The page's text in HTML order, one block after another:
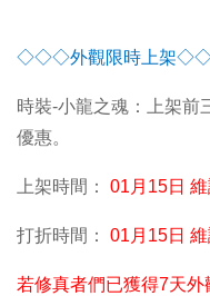
◇◇◇外觀限時上架
時裝-小龍之魂：上架前
優惠。
上架時間： 01 月15日
打折時間： 01 月15日
若修真者們已獲得7天外